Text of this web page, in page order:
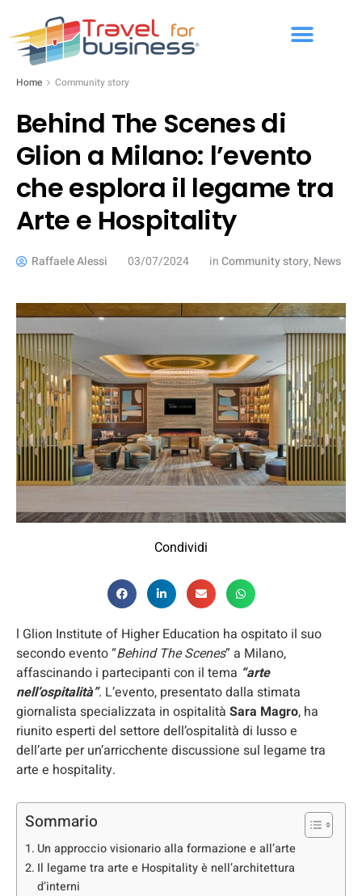
Home Community story
Behind The Scenes di
Glion a Milano: l’evento
che esplora il legame tra
Arte e Hospitality
Raffaele Alessi 03/07/2024 inCommunity story, News
Condividi
l Glion Institute of Higher Education ha ospitato il suo
secondo evento “Behind The Scenes” a Milano,
affascinando i partecipanti con il tema “arte
nell’ospitalità”. L’evento, presentato dalla stimata
giornalista specializzata in ospitalità Sara Magro, ha
riunito esperti del settore dell’ospitalità di lusso e
dell’arte per un’arricchente discussione sul legame tra
arte e hospitality.
Sommario
Un approccio visionario alla formazione e all’arte
Il legame tra arte e Hospitality è nell’architettura
d’interni